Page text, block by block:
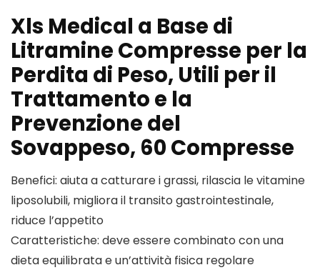
Xls Medical a Base di
Litramine Compresse per la
Perdita di Peso, Utili per il
Trattamento e la
Prevenzione del
Sovappeso, 60 Compresse
Benefici: aiuta a catturare i grassi, rilascia le vitamine
liposolubili, migliora il transito gastrointestinale,
riduce l’appetito
Caratteristiche: deve essere combinato con una
dieta equilibrata e un’attività fisica regolare